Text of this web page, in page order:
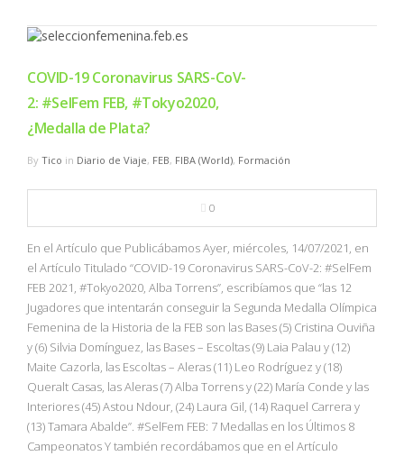
COVID-19 Coronavirus SARS-CoV-
2: #SelFem FEB, #Tokyo2020,
¿Medalla de Plata?
By Tico in Diario de Viaje, FEB, FIBA (World), Formación
0
En el Artículo que Publicábamos Ayer, miércoles, 14/07/2021, en
el Artículo Titulado “COVID-19 Coronavirus SARS-CoV-2: #SelFem
FEB 2021, #Tokyo2020, Alba Torrens”, escribíamos que “las 12
Jugadores que intentarán conseguir la Segunda Medalla Olímpica
Femenina de la Historia de la FEB son las Bases (5) Cristina Ouviña
y (6) Silvia Domínguez, las Bases – Escoltas (9) Laia Palau y (12)
Maite Cazorla, las Escoltas – Aleras (11) Leo Rodríguez y (18)
Queralt Casas, las Aleras (7) Alba Torrens y (22) María Conde y las
Interiores (45) Astou Ndour, (24) Laura Gil, (14) Raquel Carrera y
(13) Tamara Abalde”. #SelFem FEB: 7 Medallas en los Últimos 8
Campeonatos Y también recordábamos que en el Artículo